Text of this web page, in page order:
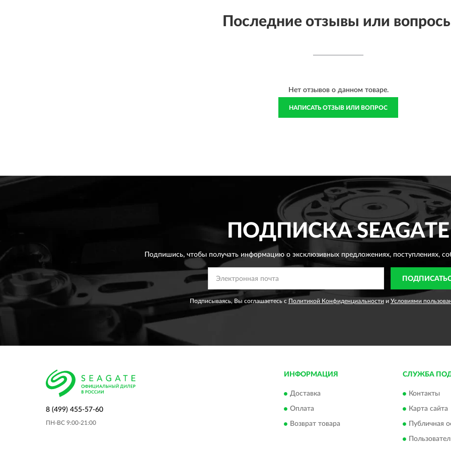
Последние отзывы или
Нет отзывов о данном товаре.
НАПИСАТЬ ОТЗЫВ ИЛИ ВОПРОС
ПОДПИСКАSEAGATE
Подпишись, чтобы получать информацию о эксклюзивных предложениях,поступлениях,
Подписываясь, Вы соглашаетесь с Политикой Конфиденциальности и Условиями
8 (499) 455-57-60
ПН-ВС 9:00-21:00
ИНФОРМАЦИЯ
Доставка
Оплата
Возврат товара
СЛУЖБА
Контакты
Карта сайта
Публичная